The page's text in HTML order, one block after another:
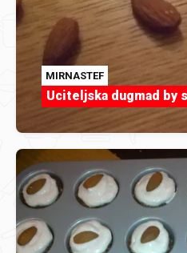
MIRNASTEF
Uciteljska dugmad by